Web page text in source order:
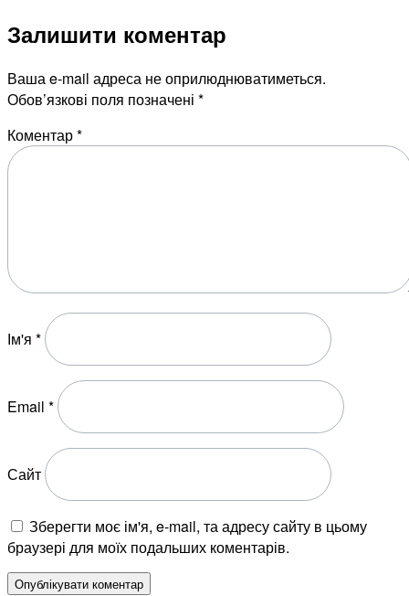
Залишити коментар
Ваша e-mail адреса не оприлюднюватиметься.
Обов’язкові поля позначені *
Коментар*
Ім'я *
Email *
Сайт
Зберегти моє ім'я, e-mail, та адресу сайту в цьому
браузері для моїх подальших коментарів.